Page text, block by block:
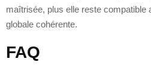
maîtrisée, plus elle reste compatible
globale cohérente.
FAQ